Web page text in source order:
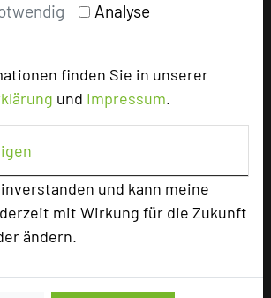
Analyse
finden Sie in unserer
und Impressum.
und kann meine
mit Wirkung für die Zukunft
ändern.
0